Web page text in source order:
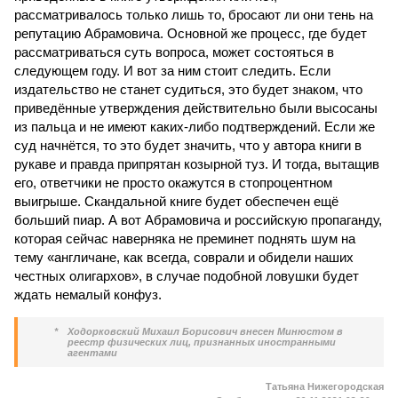
рассматривалось только лишь то, бросают ли они тень на
репутацию Абрамовича. Основной же процесс, где будет
рассматриваться суть вопроса, может состояться в
следующем году. И вот за ним стоит следить. Если
издательство не станет судиться, это будет знаком, что
приведённые утверждения действительно были высосаны
из пальца и не имеют каких-либо подтверждений. Если же
суд начнётся, то это будет значить, что у автора книги в
рукаве и правда припрятан козырной туз. И тогда, вытащив
его, ответчики не просто окажутся в стопроцентном
выигрыше. Скандальной книге будет обеспечен ещё
больший пиар. А вот Абрамовича и российскую пропаганду,
которая сейчас наверняка не преминет поднять шум на
тему «англичане, как всегда, соврали и обидели наших
честных олигархов», в случае подобной ловушки будет
ждать немалый конфуз.
*
Ходорковский Михаил Борисович внесен Минюстом в
реестр физических лиц, признанных иностранными
агентами
Татьяна Нижегородская